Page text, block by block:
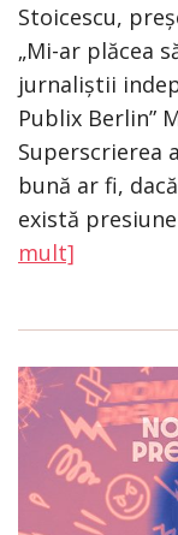
Stoicescu,
„Mi-ar plăcea
jurnaliștii
Publix Berlin”
Superscrierea
bună ar fi,
există
mult]